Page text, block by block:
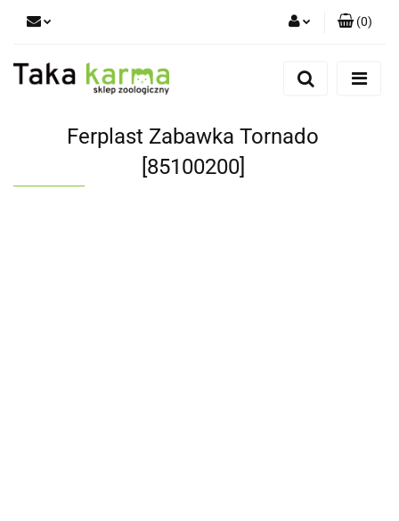
Zaloguj się
Zgody cookies
(0)
Ferplast Zabawka Tornado
[85100200]